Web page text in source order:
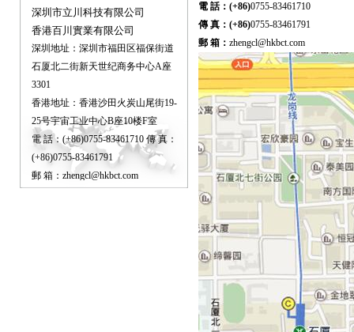
深圳市立川科技有限公司
香港百川實業有限公司
深圳地址：深圳市福田区福保街道
石厦北二街新天世纪商务中心A座
3301
香港地址：香港沙田火炭山尾街19-
25号宇宙工业中心B座10楼F室
電 話：(+86)0755-83461710 傳 真：
(+86)0755-83461791
郵 箱：zhengcl@hkbct.com
電 話：(+86)0755-83461710
傳 真：(+86)0755-83461791
郵 箱： zhengcl@hkbct.com